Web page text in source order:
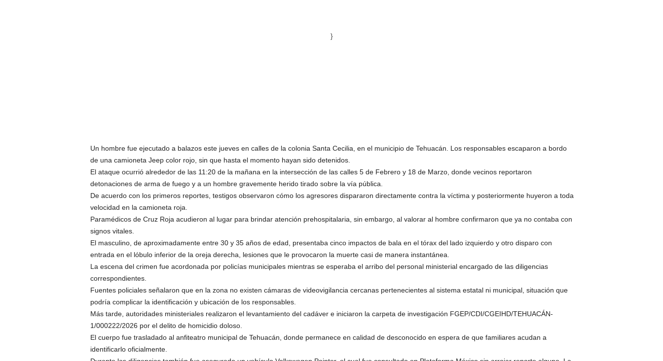
}
Un hombre fue ejecutado a balazos este jueves en calles de la colonia Santa Cecilia, en el municipio de Tehuacán. Los responsables escaparon a bordo
de una camioneta Jeep color rojo, sin que hasta el momento hayan sido detenidos.
El ataque ocurrió alrededor de las 11:20 de la mañana en la intersección de las calles 5 de Febrero y 18 de Marzo, donde vecinos reportaron
detonaciones de arma de fuego y a un hombre gravemente herido tirado sobre la vía pública.
De acuerdo con los primeros reportes, testigos observaron cómo los agresores dispararon directamente contra la víctima y posteriormente huyeron a toda
velocidad en la camioneta roja.
Paramédicos de Cruz Roja acudieron al lugar para brindar atención prehospitalaria, sin embargo, al valorar al hombre confirmaron que ya no contaba con
signos vitales.
El masculino, de aproximadamente entre 30 y 35 años de edad, presentaba cinco impactos de bala en el tórax del lado izquierdo y otro disparo con
entrada en el lóbulo inferior de la oreja derecha, lesiones que le provocaron la muerte casi de manera instantánea.
La escena del crimen fue acordonada por policías municipales mientras se esperaba el arribo del personal ministerial encargado de las diligencias
correspondientes.
Fuentes policiales señalaron que en la zona no existen cámaras de videovigilancia cercanas pertenecientes al sistema estatal ni municipal, situación que
podría complicar la identificación y ubicación de los responsables.
Más tarde, autoridades ministeriales realizaron el levantamiento del cadáver e iniciaron la carpeta de investigación FGEP/CDI/CGEIHD/TEHUACÁN-
1/000222/2026 por el delito de homicidio doloso.
El cuerpo fue trasladado al anfiteatro municipal de Tehuacán, donde permanece en calidad de desconocido en espera de que familiares acudan a
identificarlo oficialmente.